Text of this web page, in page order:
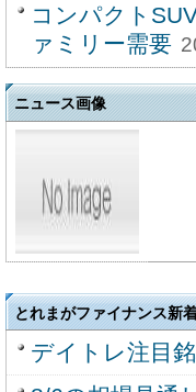
コンパクト
ァミリー需要
ニュース画像
とれまがファイナンス新
デイトレ注目